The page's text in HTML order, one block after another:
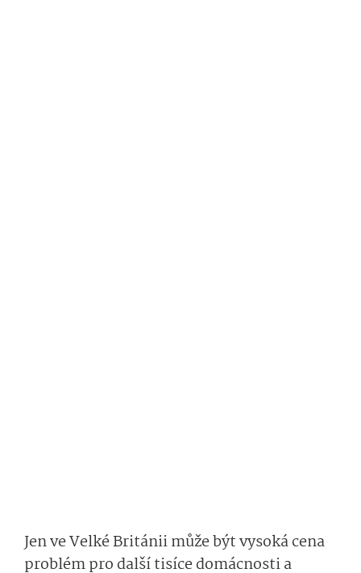
Jen ve Velké Británii může být vysoká cena
problém pro další tisíce domácnosti a